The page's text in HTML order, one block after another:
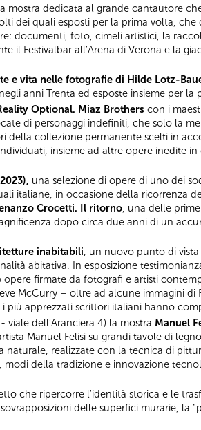
mostra dedicata al grande cantautore
dei quali esposti per la prima volta,
documenti, foto, cimeli artistici, la
il Festivalbar all’Arena di Verona e la
e vita nelle fotografie di Hilde Lotz-
anni Trenta ed esposte insieme per la
Optional. Miaz Brothers con i
di personaggi indefiniti, che solo la
della collezione permanente scelti in
insieme ad altre opere inedite
una selezione di opere di uno dei
italiane, in occasione della ricorrenza
Crocetti. Il ritorno, una delle
dopo circa due anni di un
inabitabili, un nuovo punto di vista
abitativa. In esposizione
firmate da fotografi e artisti
McCurry – oltre ad alcune immagini di
apprezzati scrittori italiani hanno
viale dell’Aranciera 4) la mostra Manuel
Manuel Felisi su grandi tavole di
realizzate con la tecnica di
modi della tradizione e innovazione
che ripercorre l'identità storica e le
delle superfici murarie, la